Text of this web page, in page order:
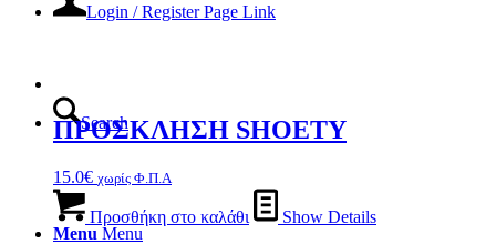
Login / Register Page Link
Search
Menu Menu
ΠΡΟΣΚΛΗΣΗ SHOETY
15.0€ χωρίς Φ.Π.Α
Προσθήκη στο καλάθι Show Details